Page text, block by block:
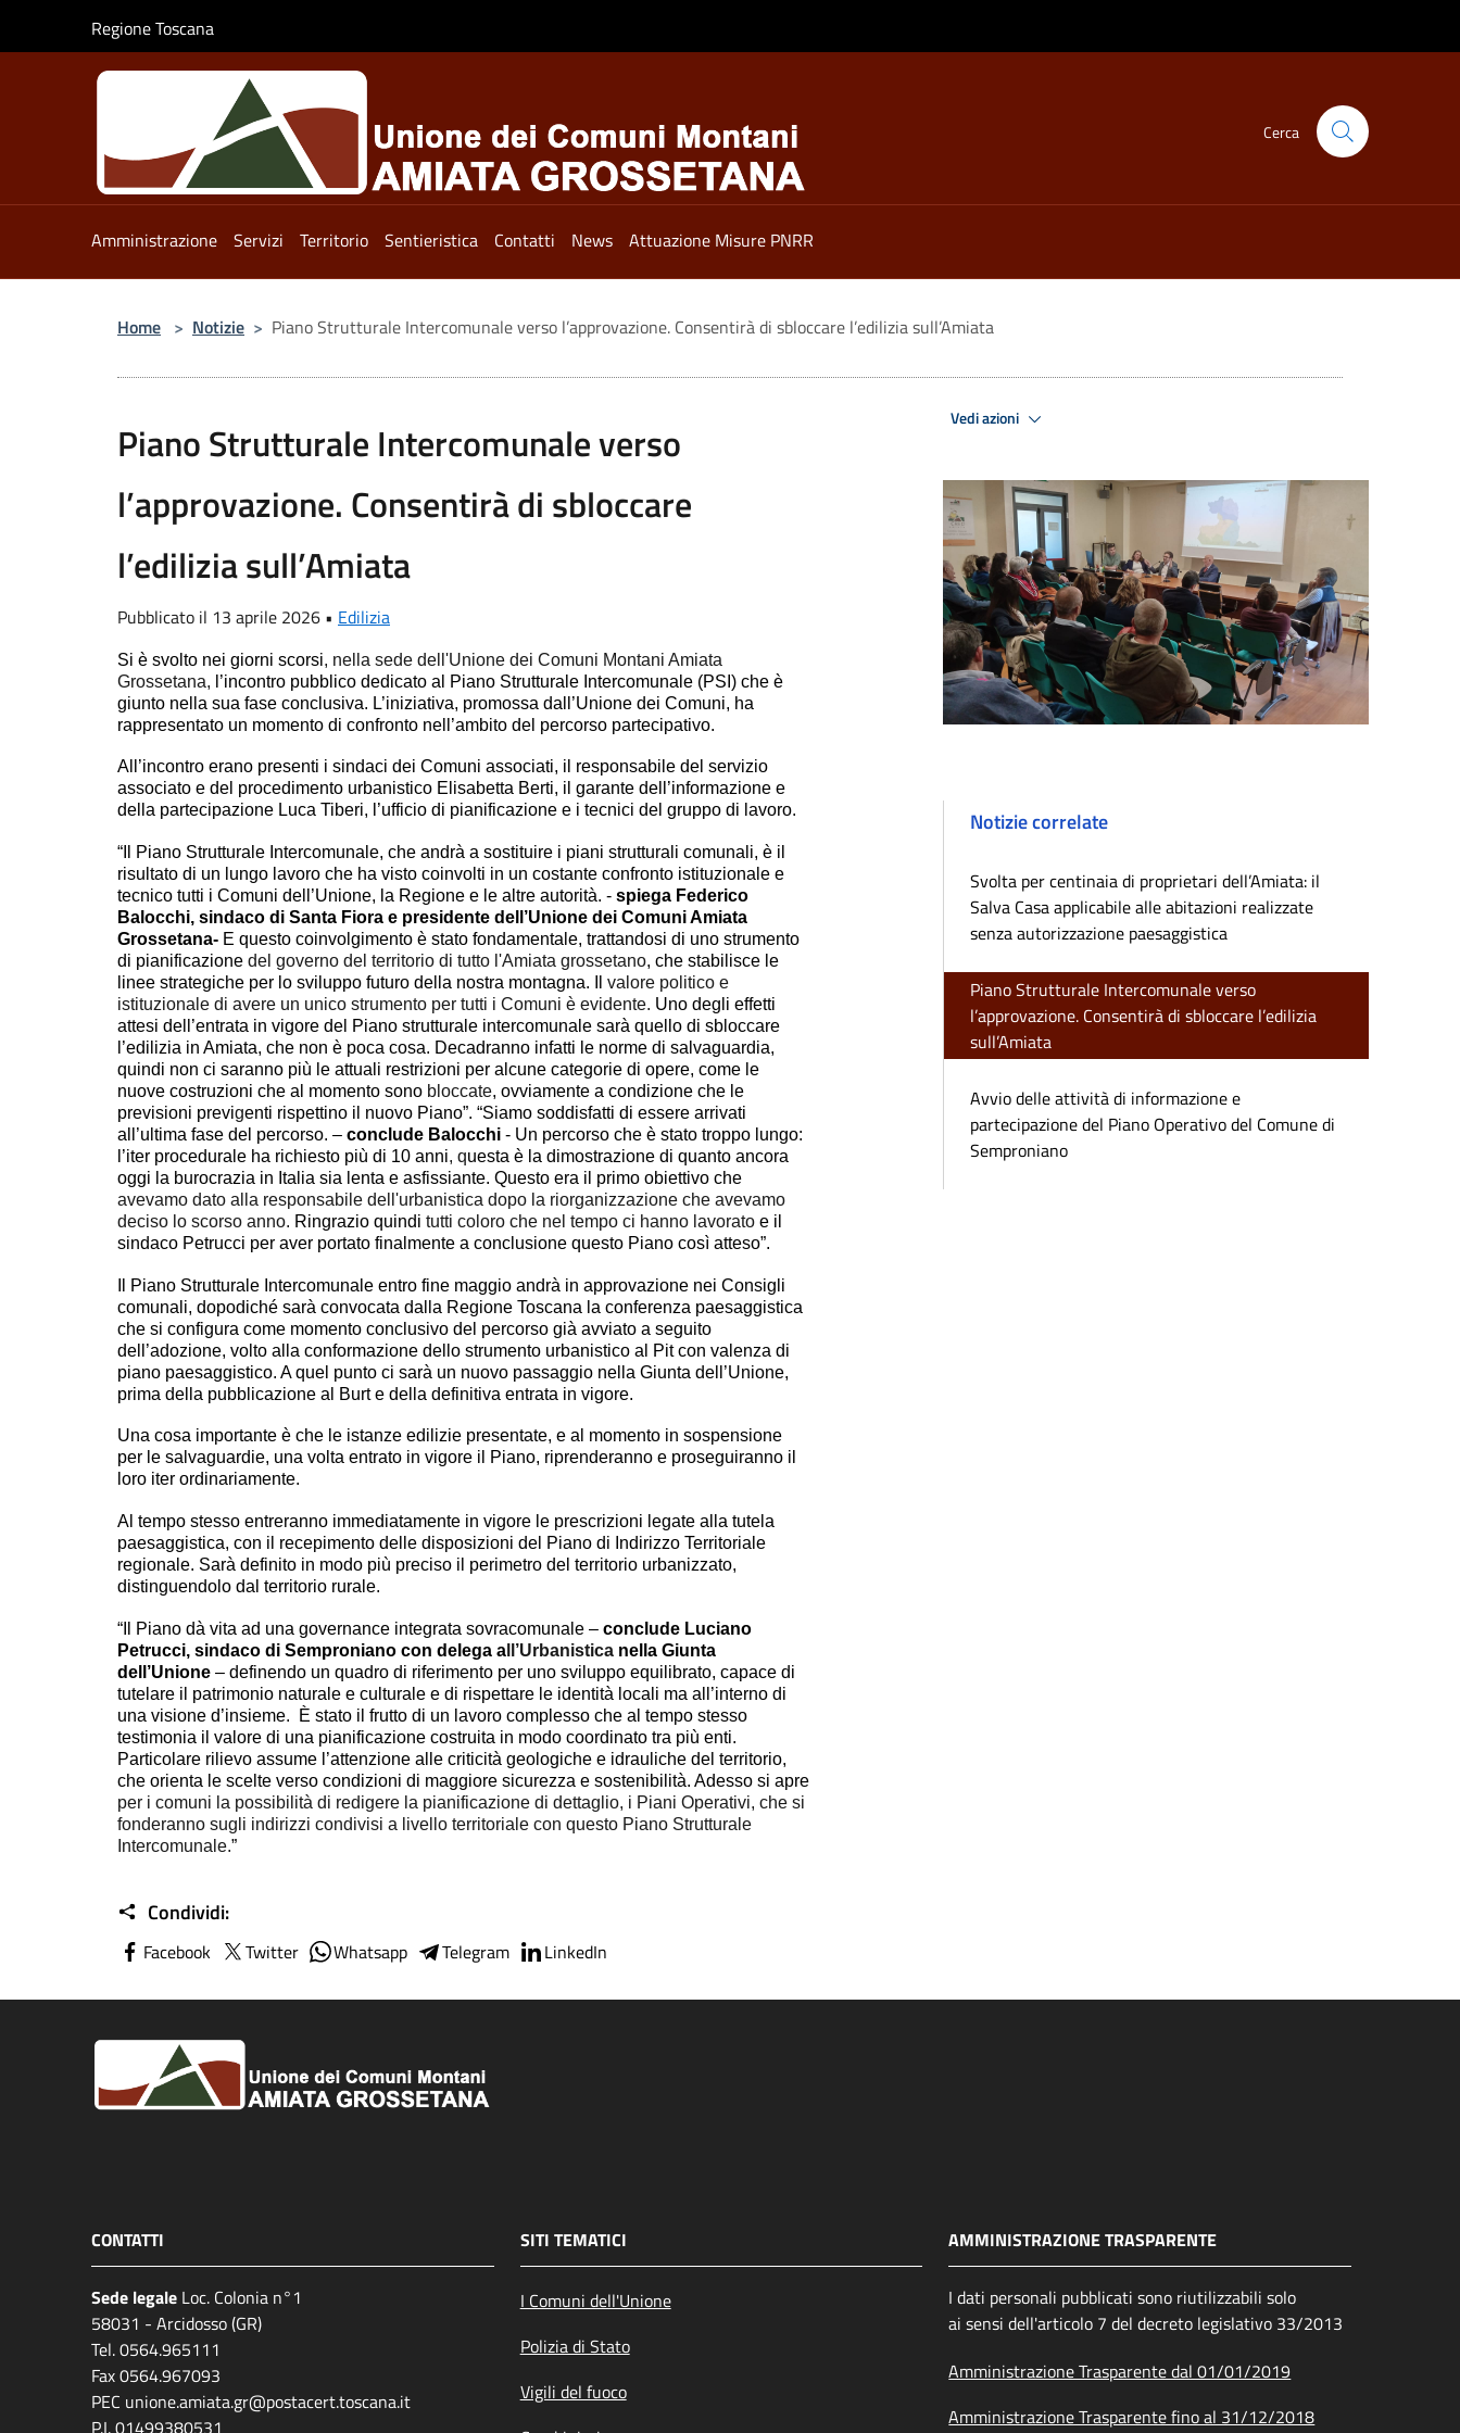
Regione Toscana
Cerca
Amministrazione Servizi Territorio Sentieristica Contatti News Attuazione Misure PNRR
Home > Notizie > Piano Strutturale Intercomunale verso l’approvazione. Consentirà di sbloccare l’edilizia sull’Amiata
Piano Strutturale Intercomunale verso
l’approvazione. Consentirà di sbloccare
l’edilizia sull’Amiata
Pubblicato il 13 aprile 2026 • Edilizia
Si è svolto nei giorni scorsi, nella sede dell'Unione dei Comuni Montani Amiata
Grossetana, l’incontro pubblico dedicato al Piano Strutturale Intercomunale (PSI) che è
giunto nella sua fase conclusiva. L’iniziativa, promossa dall’Unione dei Comuni, ha
rappresentato un momento di confronto nell’ambito del percorso partecipativo.
All’incontro erano presenti i sindaci dei Comuni associati, il responsabile del servizio
associato e del procedimento urbanistico Elisabetta Berti, il garante dell’informazione e
della partecipazione Luca Tiberi, l’ufficio di pianificazione e i tecnici del gruppo di lavoro.
“Il Piano Strutturale Intercomunale, che andrà a sostituire i piani strutturali comunali, è il
risultato di un lungo lavoro che ha visto coinvolti in un costante confronto istituzionale e
tecnico tutti i Comuni dell’Unione, la Regione e le altre autorità. - spiega Federico
Balocchi, sindaco di Santa Fiora e presidente dell’Unione dei Comuni Amiata
Grossetana- E questo coinvolgimento è stato fondamentale, trattandosi di uno strumento
di pianificazione del governo del territorio di tutto l'Amiata grossetano, che stabilisce le
linee strategiche per lo sviluppo futuro della nostra montagna. Il valore politico e
istituzionale di avere un unico strumento per tutti i Comuni è evidente. Uno degli effetti
attesi dell’entrata in vigore del Piano strutturale intercomunale sarà quello di sbloccare
l’edilizia in Amiata, che non è poca cosa. Decadranno infatti le norme di salvaguardia,
quindi non ci saranno più le attuali restrizioni per alcune categorie di opere, come le
nuove costruzioni che al momento sono bloccate, ovviamente a condizione che le
previsioni previgenti rispettino il nuovo Piano”. “Siamo soddisfatti di essere arrivati
all’ultima fase del percorso. – conclude Balocchi - Un percorso che è stato troppo lungo:
l’iter procedurale ha richiesto più di 10 anni, questa è la dimostrazione di quanto ancora
oggi la burocrazia in Italia sia lenta e asfissiante. Questo era il primo obiettivo che
avevamo dato alla responsabile dell'urbanistica dopo la riorganizzazione che avevamo
deciso lo scorso anno. Ringrazio quindi tutti coloro che nel tempo ci hanno lavorato e il
sindaco Petrucci per aver portato finalmente a conclusione questo Piano così atteso”.
Il Piano Strutturale Intercomunale entro fine maggio andrà in approvazione nei Consigli
comunali, dopodiché sarà convocata dalla Regione Toscana la conferenza paesaggistica
che si configura come momento conclusivo del percorso già avviato a seguito
dell’adozione, volto alla conformazione dello strumento urbanistico al Pit con valenza di
piano paesaggistico. A quel punto ci sarà un nuovo passaggio nella Giunta dell’Unione,
prima della pubblicazione al Burt e della definitiva entrata in vigore.
Una cosa importante è che le istanze edilizie presentate, e al momento in sospensione
per le salvaguardie, una volta entrato in vigore il Piano, riprenderanno e proseguiranno il
loro iter ordinariamente.
Al tempo stesso entreranno immediatamente in vigore le prescrizioni legate alla tutela
paesaggistica, con il recepimento delle disposizioni del Piano di Indirizzo Territoriale
regionale. Sarà definito in modo più preciso il perimetro del territorio urbanizzato,
distinguendolo dal territorio rurale.
“Il Piano dà vita ad una governance integrata sovracomunale – conclude Luciano
Petrucci, sindaco di Semproniano con delega a ll’Urbanistica nella Giunta
dell’Unione – definendo un quadro di riferimento per uno sviluppo equilibrato, capace di
tutelare il patrimonio naturale e culturale e di rispettare le identità locali ma all’interno di
una visione d’insieme. È stato il frutto di un lavoro complesso che al tempo stesso
testimonia il valore di una pianificazione costruita in modo coordinato tra più enti.
Particolare rilievo assume l’attenzione alle criticità geologiche e idrauliche del territorio,
che orienta le scelte verso condizioni di maggiore sicurezza e sostenibilità. Adesso si apre
per i comuni la possibilità di redigere la pianificazione di dettaglio, i Piani Operativi, che si
fonderanno sugli indirizzi condivisi a livello territoriale con questo Piano Strutturale
Intercomunale.”
Condividi:
Facebook Twitter Whatsapp Telegram LinkedIn
Vedi azioni
Notizie correlate
Svolta per centinaia di proprietari dell’Amiata: il
Salva Casa applicabile alle abitazioni realizzate
senza autorizzazione paesaggistica
Piano Strutturale Intercomunale verso
l’approvazione. Consentirà di sbloccare l’edilizia
sull’Amiata
Avvio delle attività di informazione e
partecipazione del Piano Operativo del Comune di
Semproniano
CONTATTI
Sede legale Loc. Colonia n°1
58031 - Arcidosso (GR)
Tel. 0564.965111
Fax 0564.967093
PEC unione.amiata.gr@postacert.toscana.it
SITI TEMATICI
I Comuni dell'Unione
Polizia di Stato
Vigili del fuoco
AMMINISTRAZIONE TRASPARENTE
I dati personali pubblicati sono riutilizzabili solo
ai sensi dell'articolo 7 del decreto legislativo 33/2013
Amministrazione Trasparente dal 01/01/2019
Amministrazione Trasparente fino al 31/12/2018